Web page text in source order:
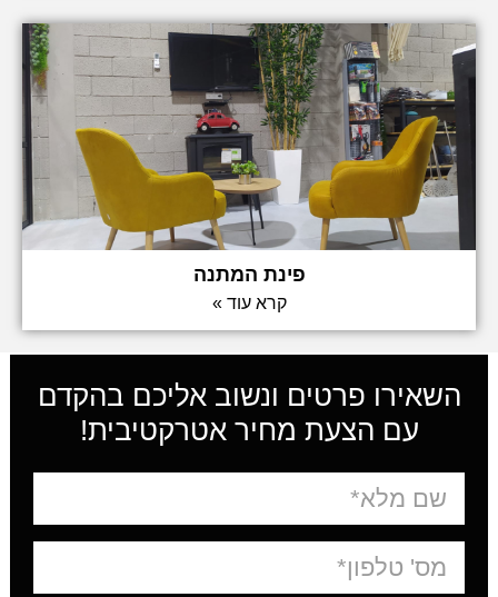
פינת המתנה
קרא עוד »
השאירו פרטים ונשוב אליכם בהקדם
עם הצעת מחיר אטרקטיבית!